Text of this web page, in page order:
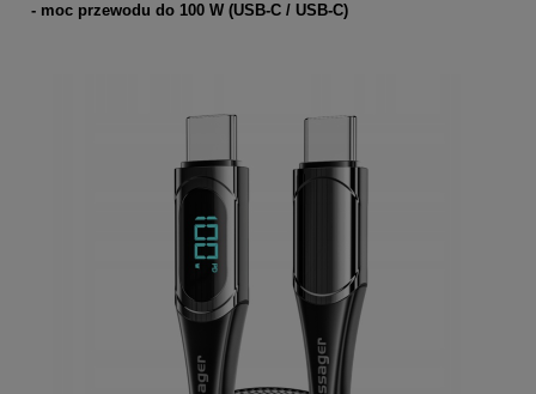
- moc przewodu do 100 W (USB-C / USB-C)